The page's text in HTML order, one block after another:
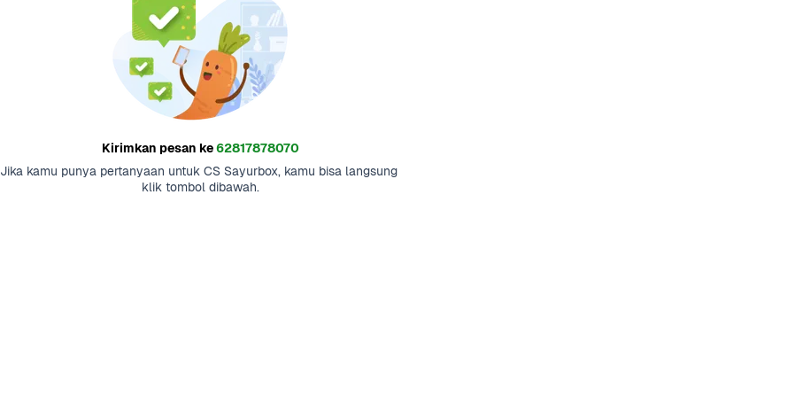
Kirimkan pesan ke62817878070
Jika kamu punya pertanyaan untuk CS Sayurbox, kamu bisa langsung
klik tombol dibawah.